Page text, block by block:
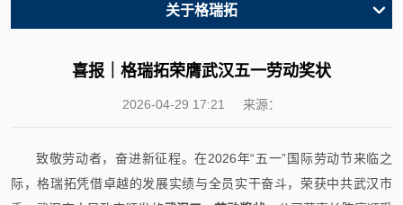
关于格瑞拓
喜报｜格瑞拓荣膺武汉五一劳动奖状
2026-04-29 17:21 来源：
致敬劳动者，奋进新征程。在2026年“五一”国际劳动节来临之
际，格瑞拓凭借卓越的发展实绩与全员实干奋斗，荣获中共武汉市